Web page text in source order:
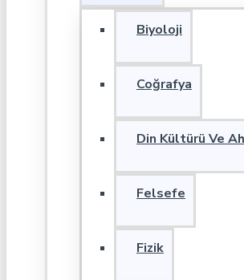
Biyoloji
Coğrafya
Din Kültürü Ve
Felsefe
Fizik